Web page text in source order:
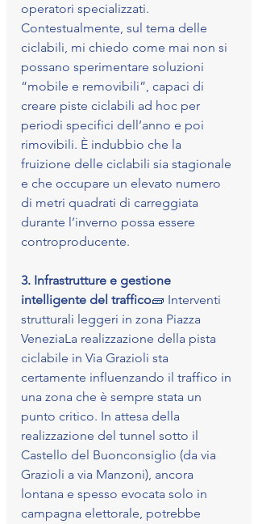
operatori specializzati.
Contestualmente, sul tema delle
ciclabili, mi chiedo come mai non si
possano sperimentare soluzioni
“mobile e removibili”, capaci di
creare piste ciclabili ad hoc per
periodi specifici dell’anno e poi
rimovibili. È indubbio che la
fruizione delle ciclabili sia stagionale
e che occupare un elevato numero
di metri quadrati di carreggiata
durante l’inverno possa essere
controproducente.
3. Infrastrutture e gestione
intelligente del traffico🧱 Interventi
strutturali leggeri in zona Piazza
VeneziaLa realizzazione della pista
ciclabile in Via Grazioli sta
certamente influenzando il traffico in
una zona che è sempre stata un
punto critico. In attesa della
realizzazione del tunnel sotto il
Castello del Buonconsiglio (da via
Grazioli a via Manzoni), ancora
lontana e spesso evocata solo in
campagna elettorale, potrebbe